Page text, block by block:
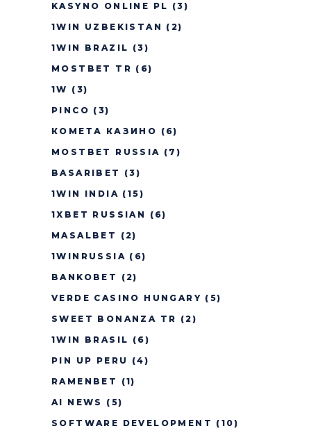
KASYNO ONLINE PL (3)
1WIN UZBEKISTAN (2)
1WIN BRAZIL (3)
MOSTBET TR (6)
1W (3)
PINCO (3)
КОМЕТА КАЗИНО (6)
MOSTBET RUSSIA (7)
BASARIBET
(3)
1WIN INDIA (15)
1XBET RUSSIAN
(6)
MASALBET
(2)
1WINRUSSIA (6)
BANKOBET
(2)
VERDE CASINO HUNGARY (5)
SWEET BONANZA TR (2)
1WIN BRASIL (6)
PIN UP PERU
(4)
RAMENBET
(1)
AI NEWS
(5)
SOFTWARE DEVELOPMENT (10)